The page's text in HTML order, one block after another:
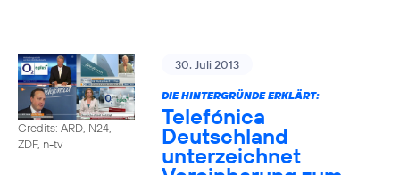
Credits: ARD, N24,
ZDF, n-tv
30. Juli 2013
DIE HINTERGRÜNDE ERKLÄRT:
Telefónica
Deutschland
unterzeichnet